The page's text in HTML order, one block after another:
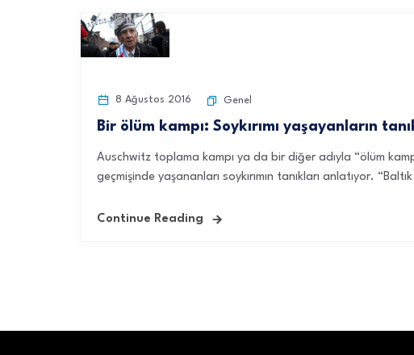
8 Ağustos 2016 Genel
Bir ölüm kampı: Soykırımı yaşayanların
Auschwitz toplama kampı ya da bir diğer adıyla “ölüm
geçmişinde yaşananları soykırımın tanıkları anlatıyor.
Continue Reading